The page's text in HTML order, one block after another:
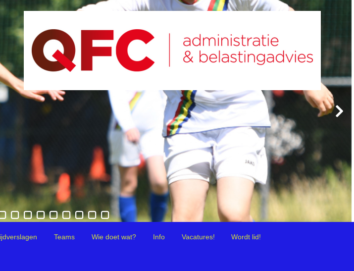
Teams Wie doet wat? Info Vacatures! Wordt lid!